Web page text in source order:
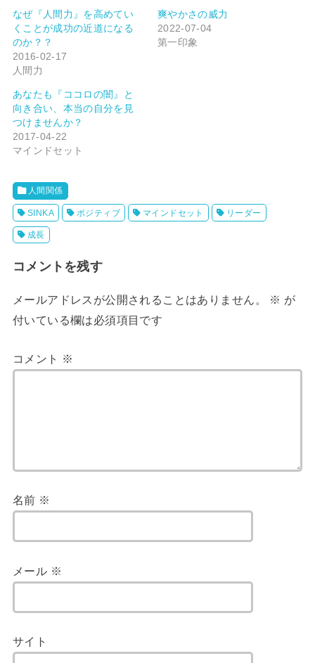
て
T
w
i
t
t
e
r
で
有
(
新
し
い
ウ
ィ
ン
開
き
ま
す
)
o
o
k
で
ク
リ
ッ
い
ウ
ィ
開
き
)
なぜ『人間力』を高めてい
くことが成功の近道になる
のか？？
2016-02-17
人間力
爽やかさの威力
2022-07-04
第一印象
あなたも『ココロの闇』と
向き合い、本当の自分を見
つけませんか？
2017-04-22
マインドセット
人間関係
SINKA ポジティブ マインドセット リーダー
成長
コメントを残す
メールアドレスが公開されることはありません。 ※ が
付いている欄は必須項目です
コメント ※
名前 ※
メール ※
サイト